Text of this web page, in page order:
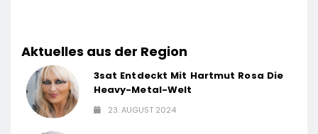
Aktuelles aus der Region
3sat Entdeckt Mit Hartmut Rosa Die
Heavy-Metal-Welt
23. AUGUST 2024